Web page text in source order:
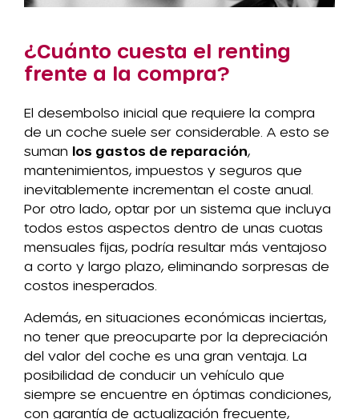
¿Cuánto cuesta el renting
frente a la compra?
El desembolso inicial que requiere la compra
de un coche suele ser considerable. A esto se
suman los gastos de reparación,
mantenimientos, impuestos y seguros que
inevitablemente incrementan el coste anual.
Por otro lado, optar por un sistema que incluya
todos estos aspectos dentro de unas cuotas
mensuales fijas, podría resultar más ventajoso
a corto y largo plazo, eliminando sorpresas de
costos inesperados.
Además, en situaciones económicas inciertas,
no tener que preocuparte por la depreciación
del valor del coche es una gran ventaja. La
posibilidad de conducir un vehículo que
siempre se encuentre en óptimas condiciones,
con garantía de actualización frecuente,